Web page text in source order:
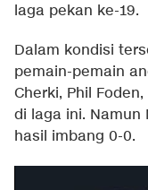
laga pekan ke-19.
Dalam kondisi
pemain-pemain
Cherki, Phil
di laga ini. Namun
hasil imbang 0-0.